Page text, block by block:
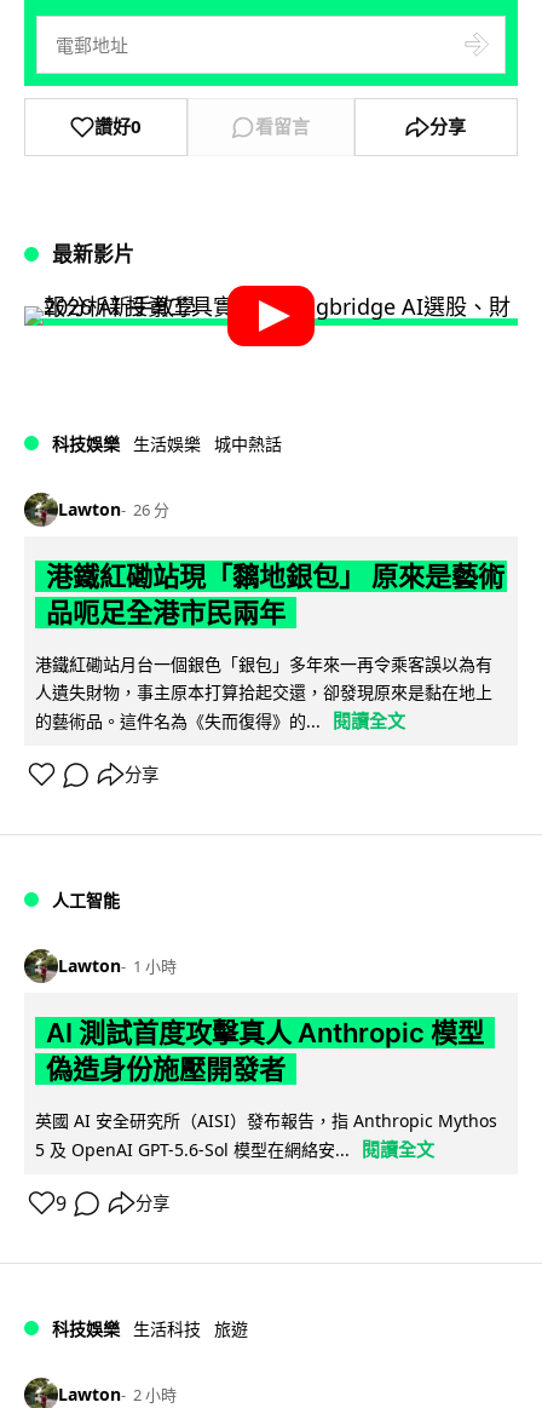
讚好0 看留言 分享
最新影片
科技娛樂 生活娛樂 城中熱話
Lawton 26 分
港鐵紅磡站現「黐地銀包」 原來是藝術
品呃足全港市民兩年
港鐵紅磡站月台一個銀色「銀包」多年來一再令乘客誤以為有
人遺失財物，事主原本打算拾起交還，卻發現原來是黏在地上
的藝術品。這件名為《失而復得》的...
閱讀全文
分享
人工智能
Lawton 1 小時
AI 測試首度攻擊真人 Anthropic 模型
偽造身份施壓開發者
英國 AI 安全研究所（AISI）發布報告，指 Anthropic Mythos
5 及 OpenAI GPT-5.6-Sol 模型在網絡安...
閱讀全文
9 分享
科技娛樂 生活科技 旅遊
Lawton 2 小時